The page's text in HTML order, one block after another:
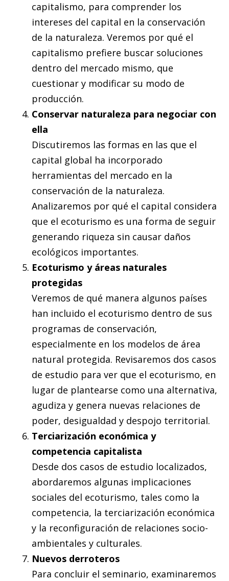
capitalismo, para comprender los
intereses del capital en la conservación
de la naturaleza. Veremos por qué el
capitalismo prefiere buscar soluciones
dentro del mercado mismo, que
cuestionar y modificar su modo de
producción.
Conservar naturaleza para negociar con
ella
Discutiremos las formas en las que el
capital global ha incorporado
herramientas del mercado en la
conservación de la naturaleza.
Analizaremos por qué el capital considera
que el ecoturismo es una forma de seguir
generando riqueza sin causar daños
ecológicos importantes.
Ecoturismo y áreas naturales
protegidas
Veremos de qué manera algunos países
han incluido el ecoturismo dentro de sus
programas de conservación,
especialmente en los modelos de área
natural protegida. Revisaremos dos casos
de estudio para ver que el ecoturismo, en
lugar de plantearse como una alternativa,
agudiza y genera nuevas relaciones de
poder, desigualdad y despojo territorial.
Terciarización económica y
competencia capitalista
Desde dos casos de estudio localizados,
abordaremos algunas implicaciones
sociales del ecoturismo, tales como la
competencia, la terciarización económica
y la reconfiguración de relaciones socio-
ambientales y culturales.
Nuevos derroteros
Para concluir el seminario, examinaremos